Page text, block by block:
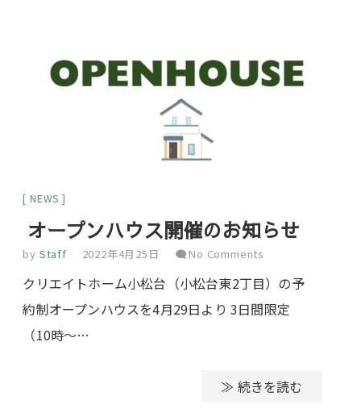
NEWS
オープンハウス開催のお知らせ
by Staff 2022年4月25日 No Comments
クリエイトホーム小松台（小松台東2丁目）の予
約制オープンハウスを4月29日より 3日間限定
（10時～…
≫ 続きを読む